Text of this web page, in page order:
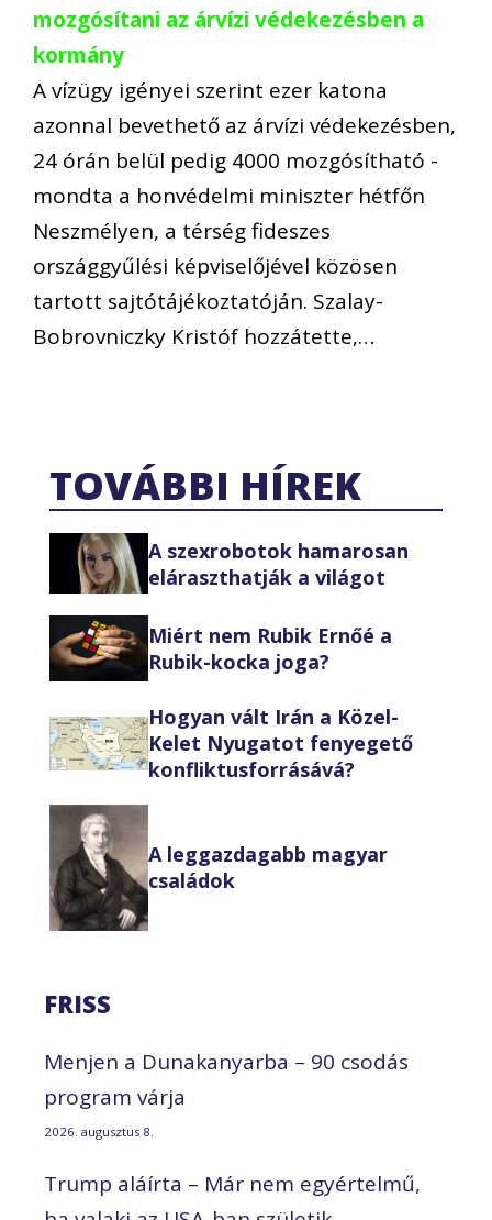
mozgósítani az árvízi védekezésben a
kormány
A vízügy igényei szerint ezer katona
azonnal bevethető az árvízi védekezésben,
24 órán belül pedig 4000 mozgósítható -
mondta a honvédelmi miniszter hétfőn
Neszmélyen, a térség fideszes
országgyűlési képviselőjével közösen
tartott sajtótájékoztatóján. Szalay-
Bobrovniczky Kristóf hozzátette,…
TOVÁBBI HÍREK
A szexrobotok hamarosan
eláraszthatják a világot
Miért nem Rubik Ernőé a
Rubik-kocka joga?
Hogyan vált Irán a Közel-
Kelet Nyugatot fenyegető
konfliktusforrásává?
A leggazdagabb magyar
családok
FRISS
Menjen a Dunakanyarba – 90 csodás
program várja
2026. augusztus 8.
Trump aláírta – Már nem egyértelmű,